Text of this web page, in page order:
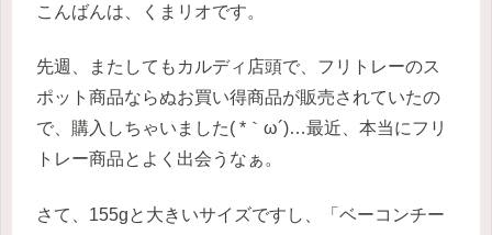
こんばんは、くまリオです。
先週、またしてもカルディ店頭で、フリトレーのス
ポット商品ならぬお買い得商品が販売されていたの
で、購入しちゃいました( *｀ω´)…最近、本当にフリ
トレー商品とよく出会うなぁ。
さて、155gと大きいサイズですし、「ベーコンチー